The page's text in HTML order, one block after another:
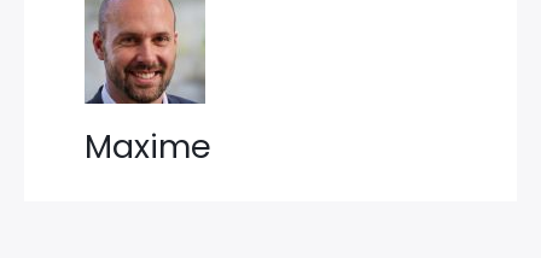
Maxime